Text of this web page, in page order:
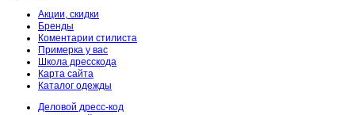
Акции, скидки
Бренды
Коментарии стилиста
Примерка у вас
Школа дресскода
Карта сайта
Каталог одежды
Деловой дресс-код